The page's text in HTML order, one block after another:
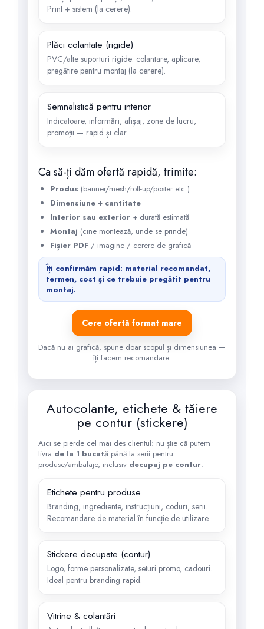
Print + sistem (la cerere).
Plăci colantate (rigide)
PVC/alte suporturi rigide: colantare, aplicare,
pregătire pentru montaj (la cerere).
Semnalistică pentru interior
Indicatoare, informări, afișaj, zone de lucru,
promoții — rapid și clar.
Ca să-ți dăm ofertă rapidă, trimite:
Produs (banner/mesh/roll-up/poster etc.)
Dimensiune + cantitate
Interior sau exterior + durată estimată
Montaj (cine montează, unde se prinde)
Fișier PDF / imagine / cerere de grafică
Îți confirmăm rapid: material recomandat,
termen, cost și ce trebuie pregătit pentru
montaj.
Cere ofertă format mare
Dacă nu ai grafică, spune doar scopul și dimensiunea —
îți facem recomandare.
Autocolante, etichete & tăiere
pe contur (stickere)
Aici se pierde cel mai des clientul: nu știe că putem
livra de la 1 bucată până la serii pentru
produse/ambalaje, inclusiv decupaj pe contur.
Etichete pentru produse
Branding, ingrediente, instrucțiuni, coduri, serii.
Recomandare de material în funcție de utilizare.
Stickere decupate (contur)
Logo, forme personalizate, seturi promo, cadouri.
Ideal pentru branding rapid.
Vitrine & colantări